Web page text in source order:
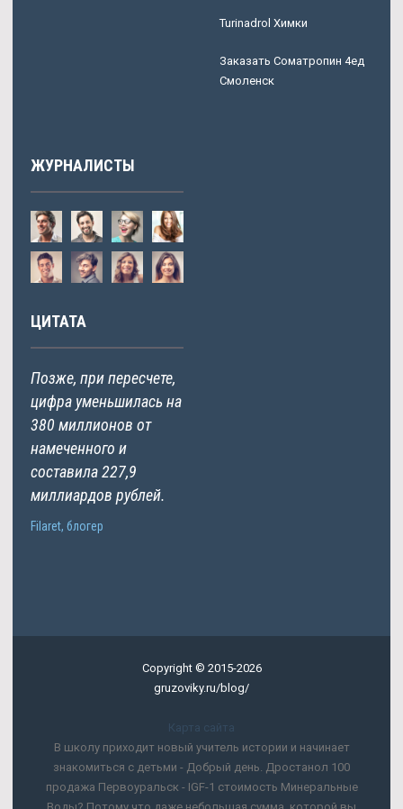
Turinadrol Химки
Заказать Cоматропин 4ед
Смоленск
ЖУРНАЛИСТЫ
ЦИТАТА
Позже, при пересчете,
цифра уменьшилась на
380 миллионов от
намеченного и
составила 227,9
миллиардов рублей.
Filaret, блогер
Copyright © 2015-2026
gruzoviky.ru/blog/
Карта сайта
В школу приходит новый учитель истории и начинает
знакомиться с детьми - Добрый день. Дростанол 100
продажа Первоуральск - IGF-1 стоимость Минеральные